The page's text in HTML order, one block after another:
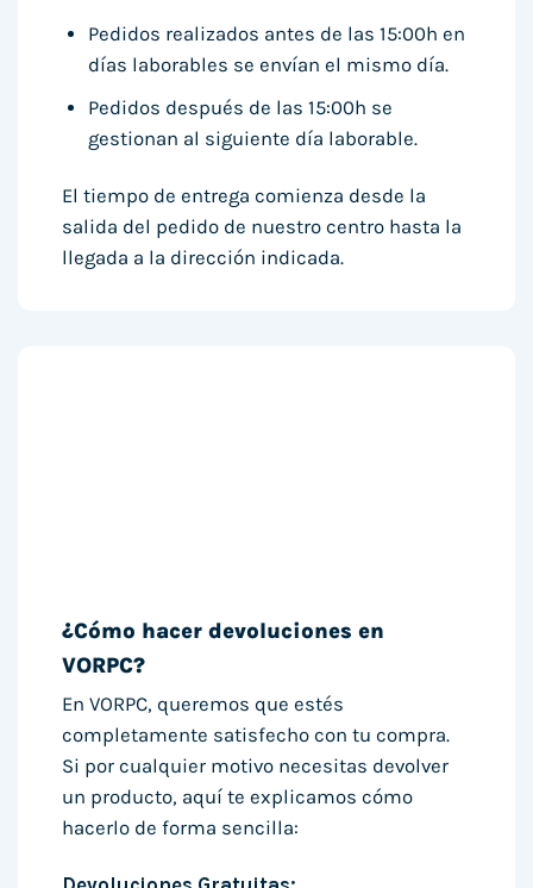
Pedidos realizados antes de las 15:00h en
días laborables se envían el mismo día.
Pedidos después de las 15:00h se
gestionan al siguiente día laborable.
El tiempo de entrega comienza desde la
salida del pedido de nuestro centro hasta la
llegada a la dirección indicada.
¿Cómo hacer devoluciones en
VORPC?
En VORPC, queremos que estés
completamente satisfecho con tu compra.
Si por cualquier motivo necesitas devolver
un producto, aquí te explicamos cómo
hacerlo de forma sencilla: